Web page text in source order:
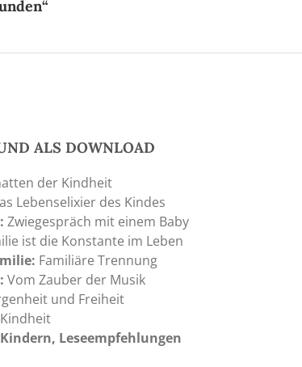
ALS DOWNLOAD
der Kindheit
Lebenselixier des Kindes
Zwiegespräch mit einem Baby
ist die Konstante im Leben
Familiäre Trennung
Vom Zauber der Musik
und Freiheit
Leseempfehlungen